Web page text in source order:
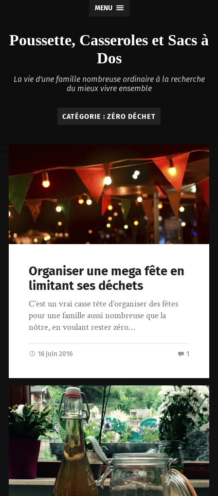
MENU
Poussette, Casseroles et Sacs à
Dos
La vie d'une famille nombreuse ordinaire à la recherche
du mieux vivre ensemble
CATÉGORIE : ZÉRO DÉCHET
Organiser une mega fête en
limitant ses déchets
C’est un vrai casse tête d’organiser des fêtes
pour une famille aussi nombreuse que la
nôtre, en voulant rester zéro…
16 juin 2016 1